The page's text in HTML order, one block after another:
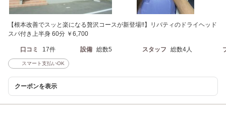
【根本改善でスッと楽になる贅沢コースが新登場!!】リバティのドライヘッド
スパ付き上半身 60分 ￥6,700
口コミ 17件 設備 総数5 スタッフ 総数4人
スマート支払いOK
クーポンを表示